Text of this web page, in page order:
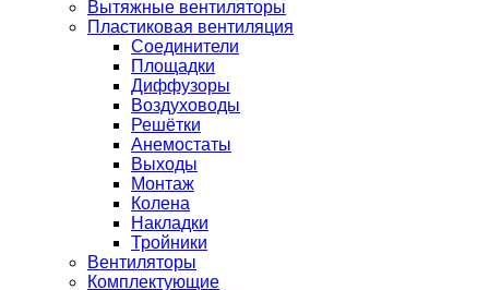
Вытяжные вентиляторы
Пластиковая вентиляция
Соединители
Площадки
Диффузоры
Воздуховоды
Решётки
Анемостаты
Выходы
Монтаж
Колена
Накладки
Тройники
Вентиляторы
Комплектующие